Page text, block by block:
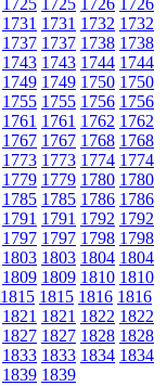
1725 1725 1726 1726
1731 1731 1732 1732
1737 1737 1738 1738
1743 1743 1744 1744
1749 1749 1750 1750
1755 1755 1756 1756
1761 1761 1762 1762
1767 1767 1768 1768
1773 1773 1774 1774
1779 1779 1780 1780
1785 1785 1786 1786
1791 1791 1792 1792
1797 1797 1798 1798
1803 1803 1804 1804
1809 1809 1810 1810
1815 1815 1816 1816
1821 1821 1822 1822
1827 1827 1828 1828
1833 1833 1834 1834
1839 1839